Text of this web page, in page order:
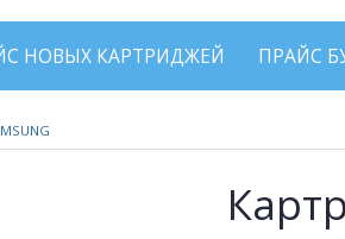
НОВЫХ КАРТРИДЖЕЙ ПРАЙС